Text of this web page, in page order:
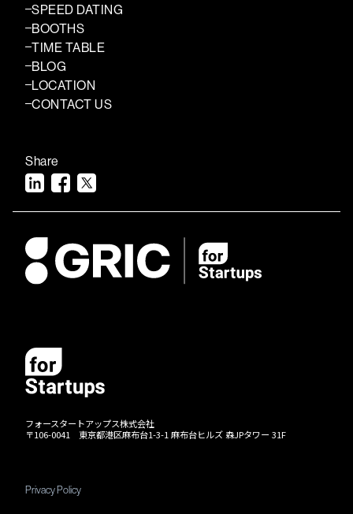
フォースタートアップス株式会社
〒106-0041 東京都港区麻布台1-3-1 麻布台ヒルズ 森JPタワー 31F
Privacy Policy
SPEED DATING
BOOTHS
TIME TABLE
BLOG
LOCATION
CONTACT US
Share